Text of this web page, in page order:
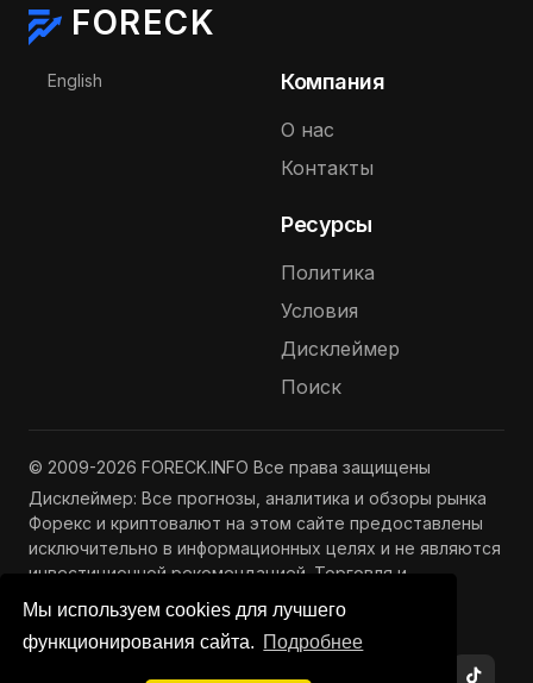
Мы используем cookies для лучшего
функционирования сайта. Подробнее
FORECK
Выберите язык
English Компания
О нас
Контакты
Ресурсы
Политика
Условия
Дисклеймер
Поиск
© 2009-2026 FORECK.INFO Все права защищены
Дисклеймер: Все прогнозы, аналитика и обзоры рынка
Форекс и криптовалют на этом сайте предоставлены
исключительно в информационных целях и не являются
инвестиционной рекомендацией. Торговля и
инвестиции связаны с риском потери капитала.
Подробнее —Полный дисклеймер